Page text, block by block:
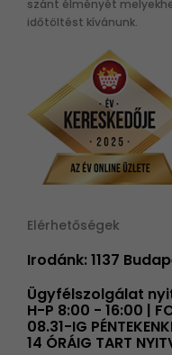
szánt élményét
időtöltést kívánunk.
Elérhetőségek
Irodánk: 1137
Ügyfélszolgálat
H-P 8:00 - 16:00 |
08.31-IG
14 ÓRÁIG TART